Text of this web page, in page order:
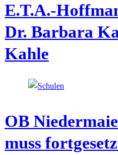
E.T.A.-
Dr. Bar­ba­ra
Kahle
OB
muss